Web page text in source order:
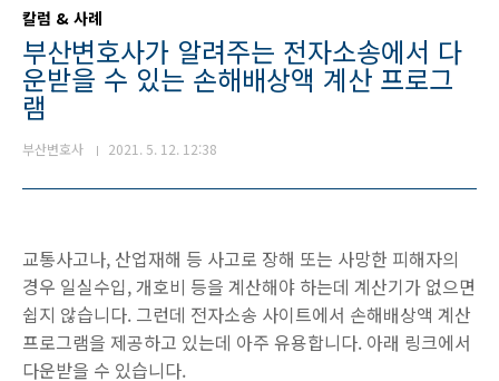
칼럼 & 사례
부산변호사가 알려주는 전자소송에서 다
운받을 수 있는 손해배상액 계산 프로그
램
부산변호사 2021. 5. 12. 12:38
교통사고나, 산업재해 등 사고로 장해 또는 사망한 피해자의
경우 일실수입, 개호비 등을 계산해야 하는데 계산기가 없으면
쉽지 않습니다. 그런데 전자소송 사이트에서 손해배상액 계산
프로그램을 제공하고 있는데 아주 유용합니다. 아래 링크에서
다운받을 수 있습니다.